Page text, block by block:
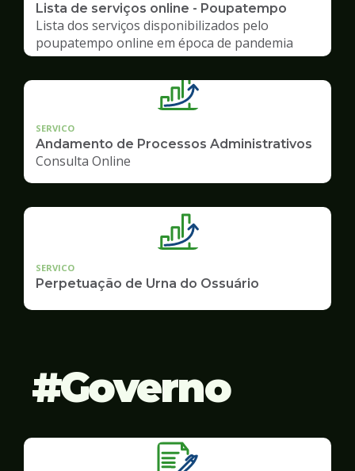
Lista de serviços online - Poupatempo
Lista dos serviços disponibilizados pelo
poupatempo online em época de pandemia
SERVICO
Andamento de Processos Administrativos
Consulta Online
SERVICO
Perpetuação de Urna do Ossuário
Governo